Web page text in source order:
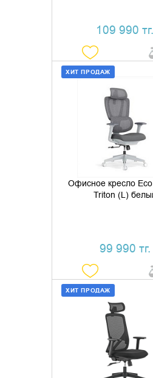
109 990 тг.
Офисное кресло
Triton (L)
99 990 тг.
ХИТ ПРОДАЖ
ДОБАВИТЬ В
КУПИТЬ В 1 КЛИК
ХИТ ПРОДАЖ
ДОБАВИТЬ В
КУПИТЬ В 1 КЛИК